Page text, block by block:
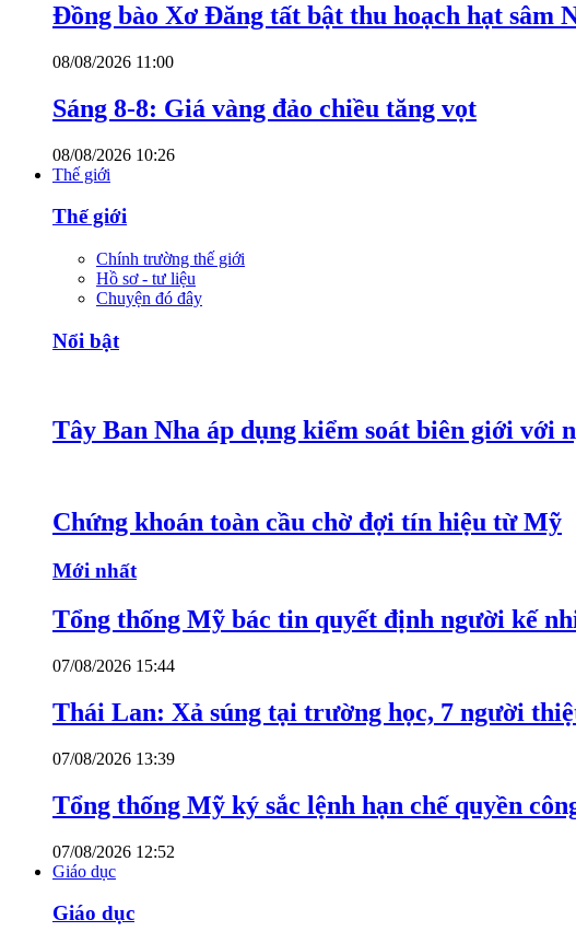
Đồng bào Xơ Đăng tất bật thu hoạch hạt sâm
08/08/2026 11:00
Sáng 8-8: Giá vàng đảo chiều tăng vọt
08/08/2026 10:26
Thế giới
Thế giới
Chính trường thế giới
Hồ sơ - tư liệu
Chuyện đó đây
Nổi bật
Tây Ban Nha áp dụng kiểm soát biên giới với
Chứng khoán toàn cầu chờ đợi tín hiệu từ Mỹ
Mới nhất
Tổng thống Mỹ bác tin quyết định người kế
07/08/2026 15:44
Thái Lan: Xả súng tại trường học, 7 người
07/08/2026 13:39
Tổng thống Mỹ ký sắc lệnh hạn chế quyền
07/08/2026 12:52
Giáo dục
Giáo dục